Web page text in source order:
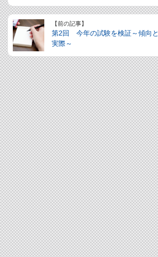
【前の記事】
第2回 今年の試験を検証～傾向と
実際～